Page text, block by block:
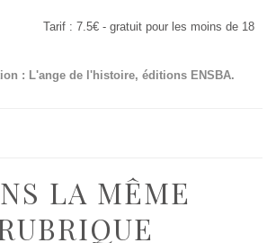
Tarif : 7.5€ - gratuit pour les moins de 18
: L'ange de l'histoire, éditions ENSBA.
LA MÊME